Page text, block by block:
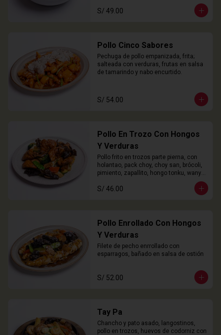
S/ 49.00
Pollo Cinco Sabores
Pechuga de pollo empanizada, frita;
salteada con verduras, frutas en salsa
de tamarindo y nabo encurtido.
S/ 54.00
Pollo En Trozo Con Hongos
Y Verduras
Pollo frito en trozos parte pierna, con
holantao, pack choy, choy san, brócoli,
pimiento, zapallito, hongo tonku, wanyi
S/ 46.00
Pollo Enrollado Con Hongos
Y Verduras
Filete de pecho enrrollado con
esparragos, bañado en salsa de ostión
S/ 52.00
Tay Pa
Chancho y pato asado, langostinos,
pollo en trozos, huevos de codorniz con